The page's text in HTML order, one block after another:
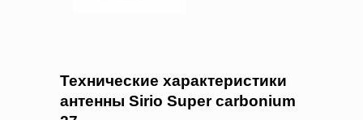
Технические характеристики
антенны Sirio Super carbonium